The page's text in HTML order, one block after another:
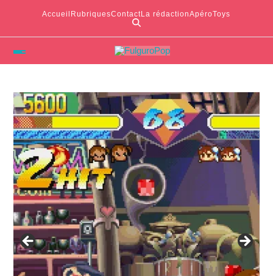
Accueil RubriquesContactLa rédactionApéroToys